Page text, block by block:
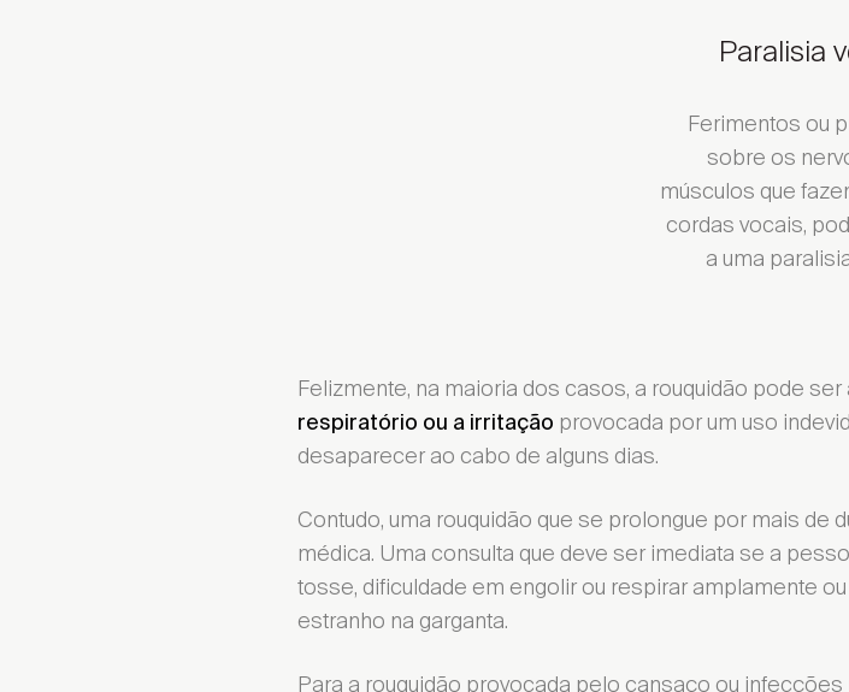
Paralisia
Ferimentos ou
sobre os
músculos que
cordas vocais,
a uma
Felizmente, na maioria dos casos, a rouquidão pode ser
respiratório ou a irritação provocada por um uso
desaparecer ao cabo de alguns dias.
Contudo, uma rouquidão que se prolongue por mais de
médica. Uma consulta que deve ser imediata se a
tosse, dificuldade em engolir ou respirar amplamente
estranho na garganta.
Para a rouquidão provocada pelo cansaço ou